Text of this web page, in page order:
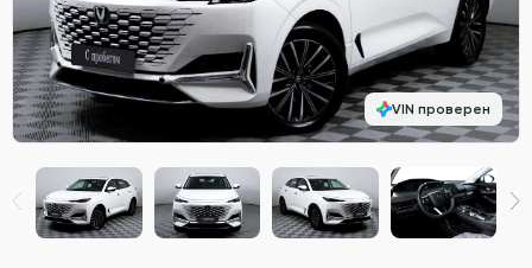
VIN проверен